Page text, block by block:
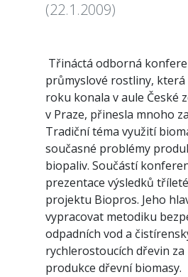
(22.1.2009)
Třináctá odborná
průmyslové rostliny,
roku konala v aule České
v Praze, přinesla mnoho
Tradiční téma využití
současné problémy
biopaliv. Součástí
prezentace výsledků
projektu Biopros. Jeho
vypracovat metodiku
odpadních vod a
rychlerostoucích dřevin
produkce dřevní biomasy.